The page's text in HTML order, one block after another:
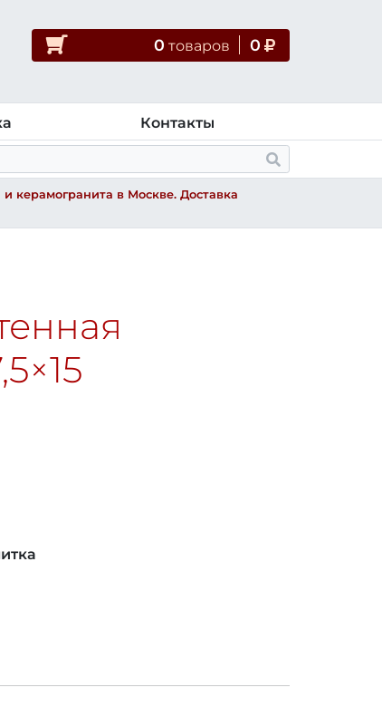
0 товаров 0
Контакты
керамогранита в Москве. Доставка